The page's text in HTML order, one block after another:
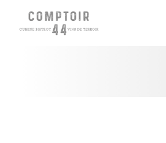
Panel for informasjonskapsler